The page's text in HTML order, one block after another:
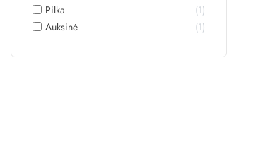
Pilka
1
Auksinė
1